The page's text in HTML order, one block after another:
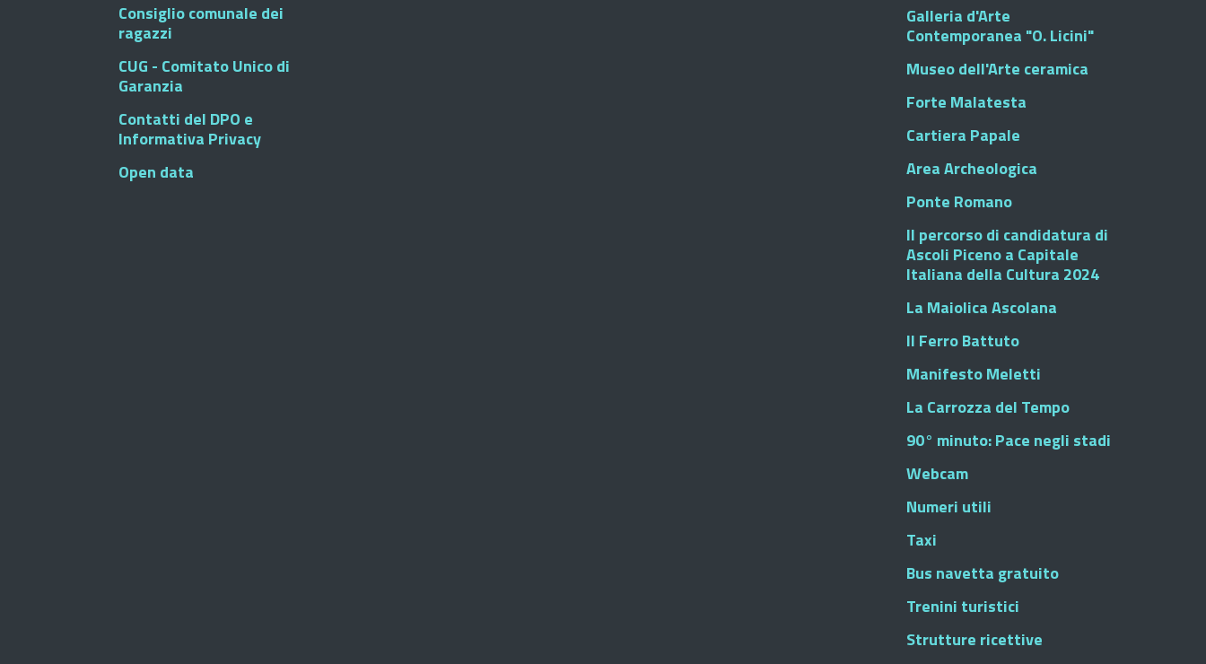
Consiglio comunale dei
ragazzi
CUG - Comitato Unico di
Garanzia
Contatti del DPO e
Informativa Privacy
Open data
Galleria d'Arte
Contemporanea "O. Licini"
Museo dell'Arte ceramica
Forte Malatesta
Cartiera Papale
Area Archeologica
Ponte Romano
Il percorso di candidatura di
Ascoli Piceno a Capitale
Italiana della Cultura 2024
La Maiolica Ascolana
Il Ferro Battuto
Manifesto Meletti
La Carrozza del Tempo
90° minuto: Pace negli stadi
Webcam
Numeri utili
Taxi
Bus navetta gratuito
Trenini turistici
Strutture ricettive